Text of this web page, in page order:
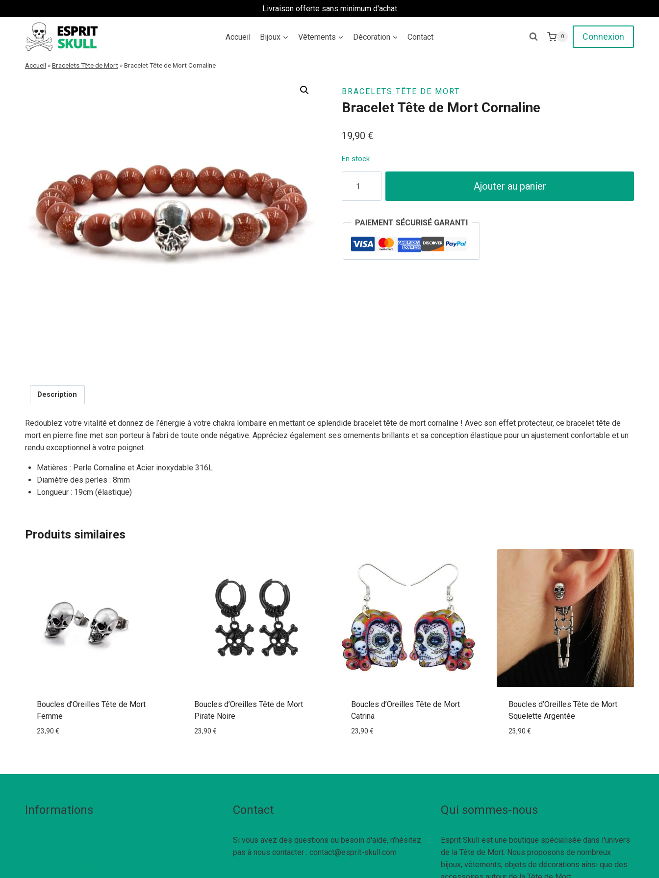
au
Livraison offerte sans minimum d'achat
Accueil Bijoux Vêtements Décoration Contact 0 Connexion
Accueil »Bracelets Tête de Mort »Bracelet Tête de Mort Cornaline
BRACELETS TÊTE DE MORT
Bracelet Tête de Mort Cornaline
19,90 €
En stock
Bracelet
de
Mort
Cornaline
Ajouter au panier
PAIEMENT SÉCURISÉ GARANTI
Description
Redoublez votre vitalité et donnez de l’énergie à votre chakra lombaire en mettant ce splendide bracelet tête de mort cornaline ! Avec son effet protecteur, ce bracelet tête de
mort en pierre fine met son porteur à l’abri de toute onde négative. Appréciez également ses ornements brillants et sa conception élastique pour un ajustement confortable et un
rendu exceptionnel à votre poignet.
Matières : Perle Cornaline et Acier inoxydable 316L
Diamètre des perles : 8mm
Longueur : 19cm (élastique)
Produits similaires
Boucles d’Oreilles Tête de Mort
Femme
23,90 €
Boucles d’Oreilles Tête de Mort
Pirate Noire
23,90 €
Boucles d’Oreilles Tête de Mort
Catrina
23,90 €
Boucles d’Oreilles Tête de Mort
Squelette Argentée
23,90 €
Informations Contact
Si vous avez des questions ou besoin d'aide, n'hésitez
pas à nous contacter : contact@esprit-skull.com
Qui sommes-nous
Esprit Skull est une boutique spécialisée dans l'univers
de la Tête de Mort. Nous proposons de nombreux
bijoux, vêtements, objets de décorations ainsi que des